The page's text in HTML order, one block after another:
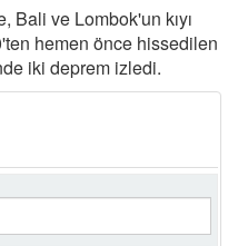
Bali ve Lombok'un kıyı
hemen önce hissedilen
iki deprem izledi.